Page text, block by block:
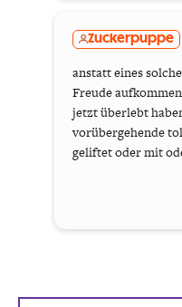
Zuckerpuppe
anstatt eines
Freude
jetzt überlebt
vorübergehende
geliftet oder mit